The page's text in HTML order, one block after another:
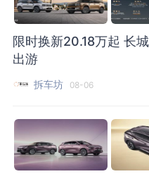
限时换新20.18万起 长
出游
拆车坊 08-06